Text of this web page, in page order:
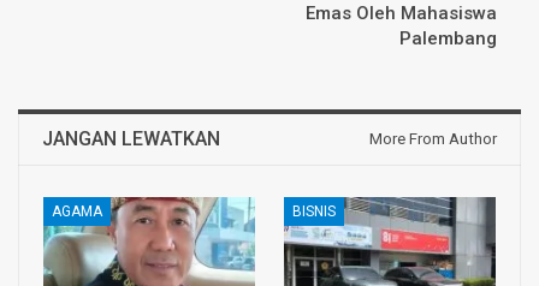
Emas Oleh Mahasiswa
Palembang
JANGAN LEWATKAN More From Author
AGAMA BISNIS